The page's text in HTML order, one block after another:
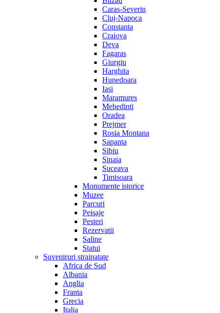
Caras-Severin
Cluj-Napoca
Constanta
Craiova
Deva
Fagaras
Giurgiu
Harghita
Hunedoara
Iasi
Maramures
Mehedinti
Oradea
Prejmer
Rosia Montana
Sapanta
Sibiu
Sinaia
Suceava
Timisoara
Monumente istorice
Muzee
Parcuri
Peisaje
Pesteri
Rezervatii
Saline
Statui
Suveniruri strainatate
Africa de Sud
Albania
Anglia
Franta
Grecia
Italia